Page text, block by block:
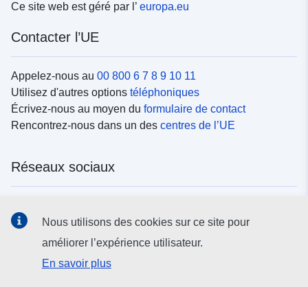
Ce site web est géré par l’ europa.eu
Contacter l’UE
Appelez-nous au 00 800 6 7 8 9 10 11
Utilisez d'autres options téléphoniques
Écrivez-nous au moyen du formulaire de contact
Rencontrez-nous dans un des centres de l’UE
Réseaux sociaux
Institutions et organes de l’UE
Nous utilisons des cookies sur ce site pour
améliorer l’expérience utilisateur.
En savoir plus